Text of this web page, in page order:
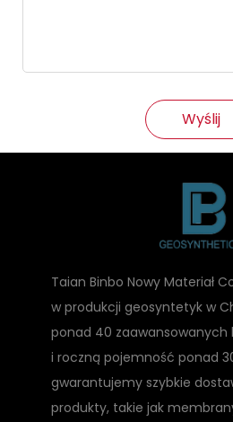
Wyślij
Taian Binbo Nowy Materiał
w produkcji geosyntetyk w
ponad 40 zaawansowanych
i roczną pojemność ponad
gwarantujemy szybkie
produkty, takie jak